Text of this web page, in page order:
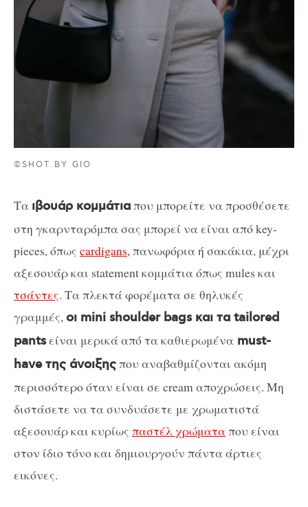
©SHOT BY GIO
Τα ιβουάρ κομμάτιαπου μπορείτε να προσθέσετε
στη γκαρνταρόμπα σας μπορεί να είναι από key-
pieces, όπως cardigans,πανωφόρια ή σακάκια, μέχρι
αξεσουάρ και statement κομμάτια όπως mules και
τσάντες. Τα πλεκτά φορέματα σε θηλυκές
γραμμές,οι mini shoulder bags και τα tailored
pantsείναι μερικά από τα καθιερωμένα must-
have της άνοιξηςπου αναβαθμίζονται ακόμη
περισσότερο όταν είναι σε cream αποχρώσεις. Mη
διστάσετε να τα συνδυάσετε με χρωματιστά
αξεσουάρ και κυρίως παστέλ χρώματαπου είναι
στον ίδιο τόνο και δημιουργούν πάντα άρτιες
εικόνες.